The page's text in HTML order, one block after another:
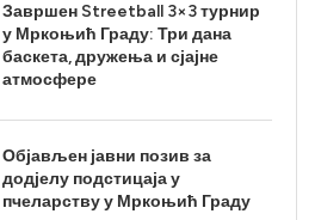
Завршен Streetball 3×3 турнир
у Мркоњић Граду: Три дана
баскета, дружења и сјајне
атмосфере
Објављен јавни позив за
додјелу подстицаја у
пчеларству у Мркоњић Граду